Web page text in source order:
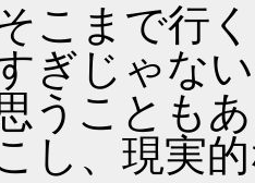
こまで行
ぎじゃな
うことも
し、現実